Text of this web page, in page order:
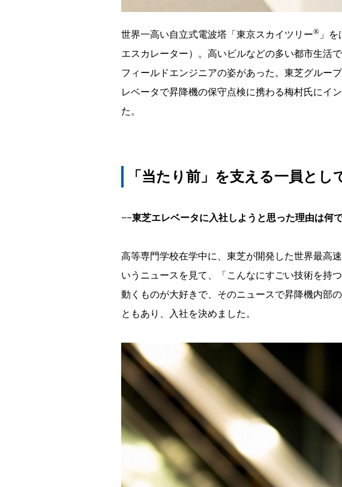
リ
ー
We
are
Toshiba
～
世界一高い自立式電波塔「東京スカイツリー® 」
エスカレーター）。高いビルなどの多い都市生活
フィールドエンジニアの姿があった。東芝グルー
レベータで昇降機の保守点検に携わる梅村氏にイ
た。
「当たり前」を支える一員と
−−東芝エレベータに入社しようと思った理由は何で
高等専門学校在学中に、東芝が開発した世界最高
いうニュースを見て、「こんなにすごい技術を持
動くものが大好きで、そのニュースで昇降機内部
ともあり、入社を決めました。